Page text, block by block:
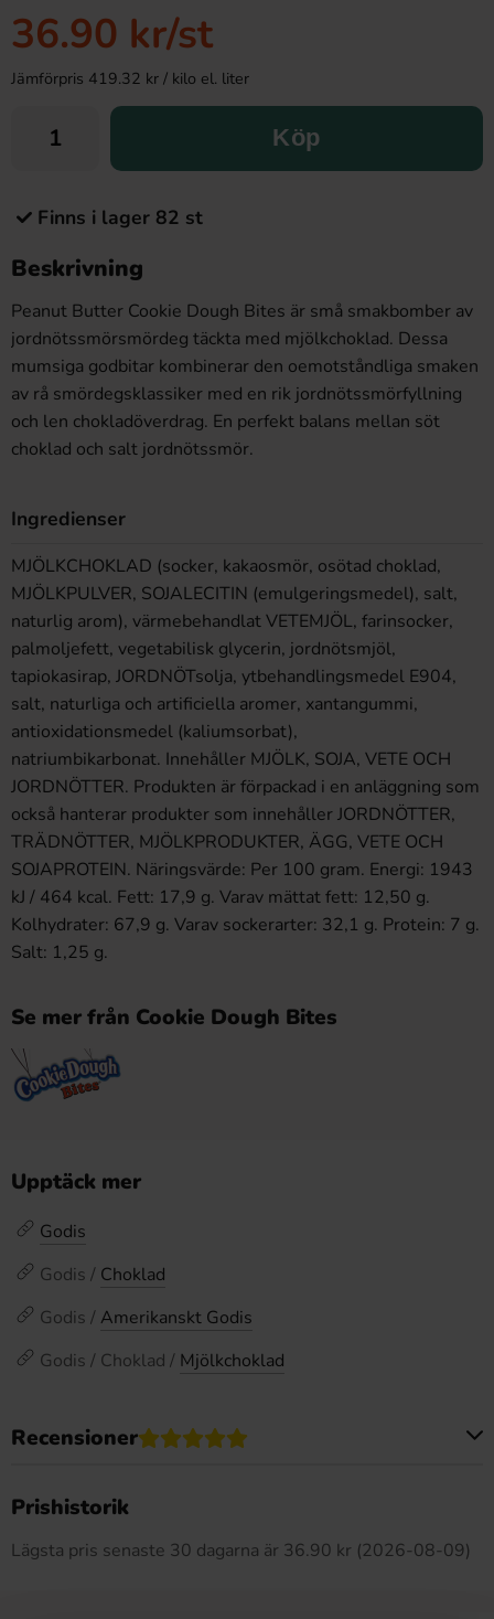
36.90 kr/st
Jämförpris 419.32 kr / kilo el. liter
Köp
Finns i lager 82 st
Beskrivning
Peanut Butter Cookie Dough Bites är små smakbomber av
jordnötssmörsmördeg täckta med mjölkchoklad. Dessa
mumsiga godbitar kombinerar den oemotståndliga smaken
av rå smördegsklassiker med en rik jordnötssmörfyllning
och len chokladöverdrag. En perfekt balans mellan söt
choklad och salt jordnötssmör.
Ingredienser
MJÖLKCHOKLAD (socker, kakaosmör, osötad choklad,
MJÖLKPULVER, SOJALECITIN (emulgeringsmedel), salt,
naturlig arom), värmebehandlat VETEMJÖL, farinsocker,
palmoljefett, vegetabilisk glycerin, jordnötsmjöl,
tapiokasirap, JORDNÖTsolja, ytbehandlingsmedel E904,
salt, naturliga och artificiella aromer, xantangummi,
antioxidationsmedel (kaliumsorbat),
natriumbikarbonat. Innehåller MJÖLK, SOJA, VETE OCH
JORDNÖTTER. Produkten är förpackad i en anläggning som
också hanterar produkter som innehåller JORDNÖTTER,
TRÄDNÖTTER, MJÖLKPRODUKTER, ÄGG, VETE OCH
SOJAPROTEIN. Näringsvärde: Per 100 gram. Energi: 1943
kJ / 464 kcal. Fett: 17,9 g. Varav mättat fett: 12,50 g.
Kolhydrater: 67,9 g. Varav sockerarter: 32,1 g. Protein: 7 g.
Salt: 1,25 g.
Se mer från Cookie Dough Bites
Upptäck mer
Godis
Godis / Choklad
Godis / Amerikanskt Godis
Godis / Choklad / Mjölkchoklad
Recensioner
Prishistorik
Lägsta pris senaste 30 dagarna är 36.90 kr (2026-08-09)